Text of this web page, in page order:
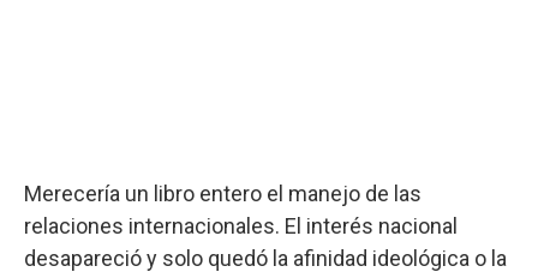
Merecería un libro entero el manejo de las
relaciones internacionales. El interés nacional
desapareció y solo quedó la afinidad ideológica o la